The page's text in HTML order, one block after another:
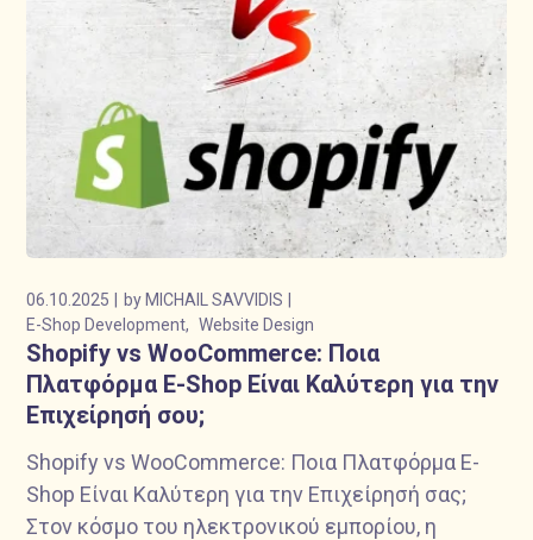
06.10.2025 by MICHAIL SAVVIDIS
E-Shop Development
Website Design
Shopify vs WooCommerce: Ποια
Πλατφόρμα E-Shop Είναι Καλύτερη για την
Επιχείρησή σου;
Shopify vs WooCommerce: Ποια Πλατφόρμα E-
Shop Είναι Καλύτερη για την Επιχείρησή σας;
Στον κόσμο του ηλεκτρονικού εμπορίου, η